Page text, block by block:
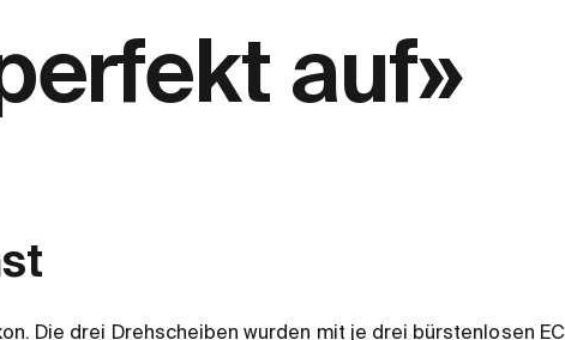
auf»
Die drei Drehscheiben wurden mit je drei bürstenlosen EC